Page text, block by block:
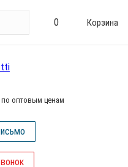
0 Корзина
оптовым ценам